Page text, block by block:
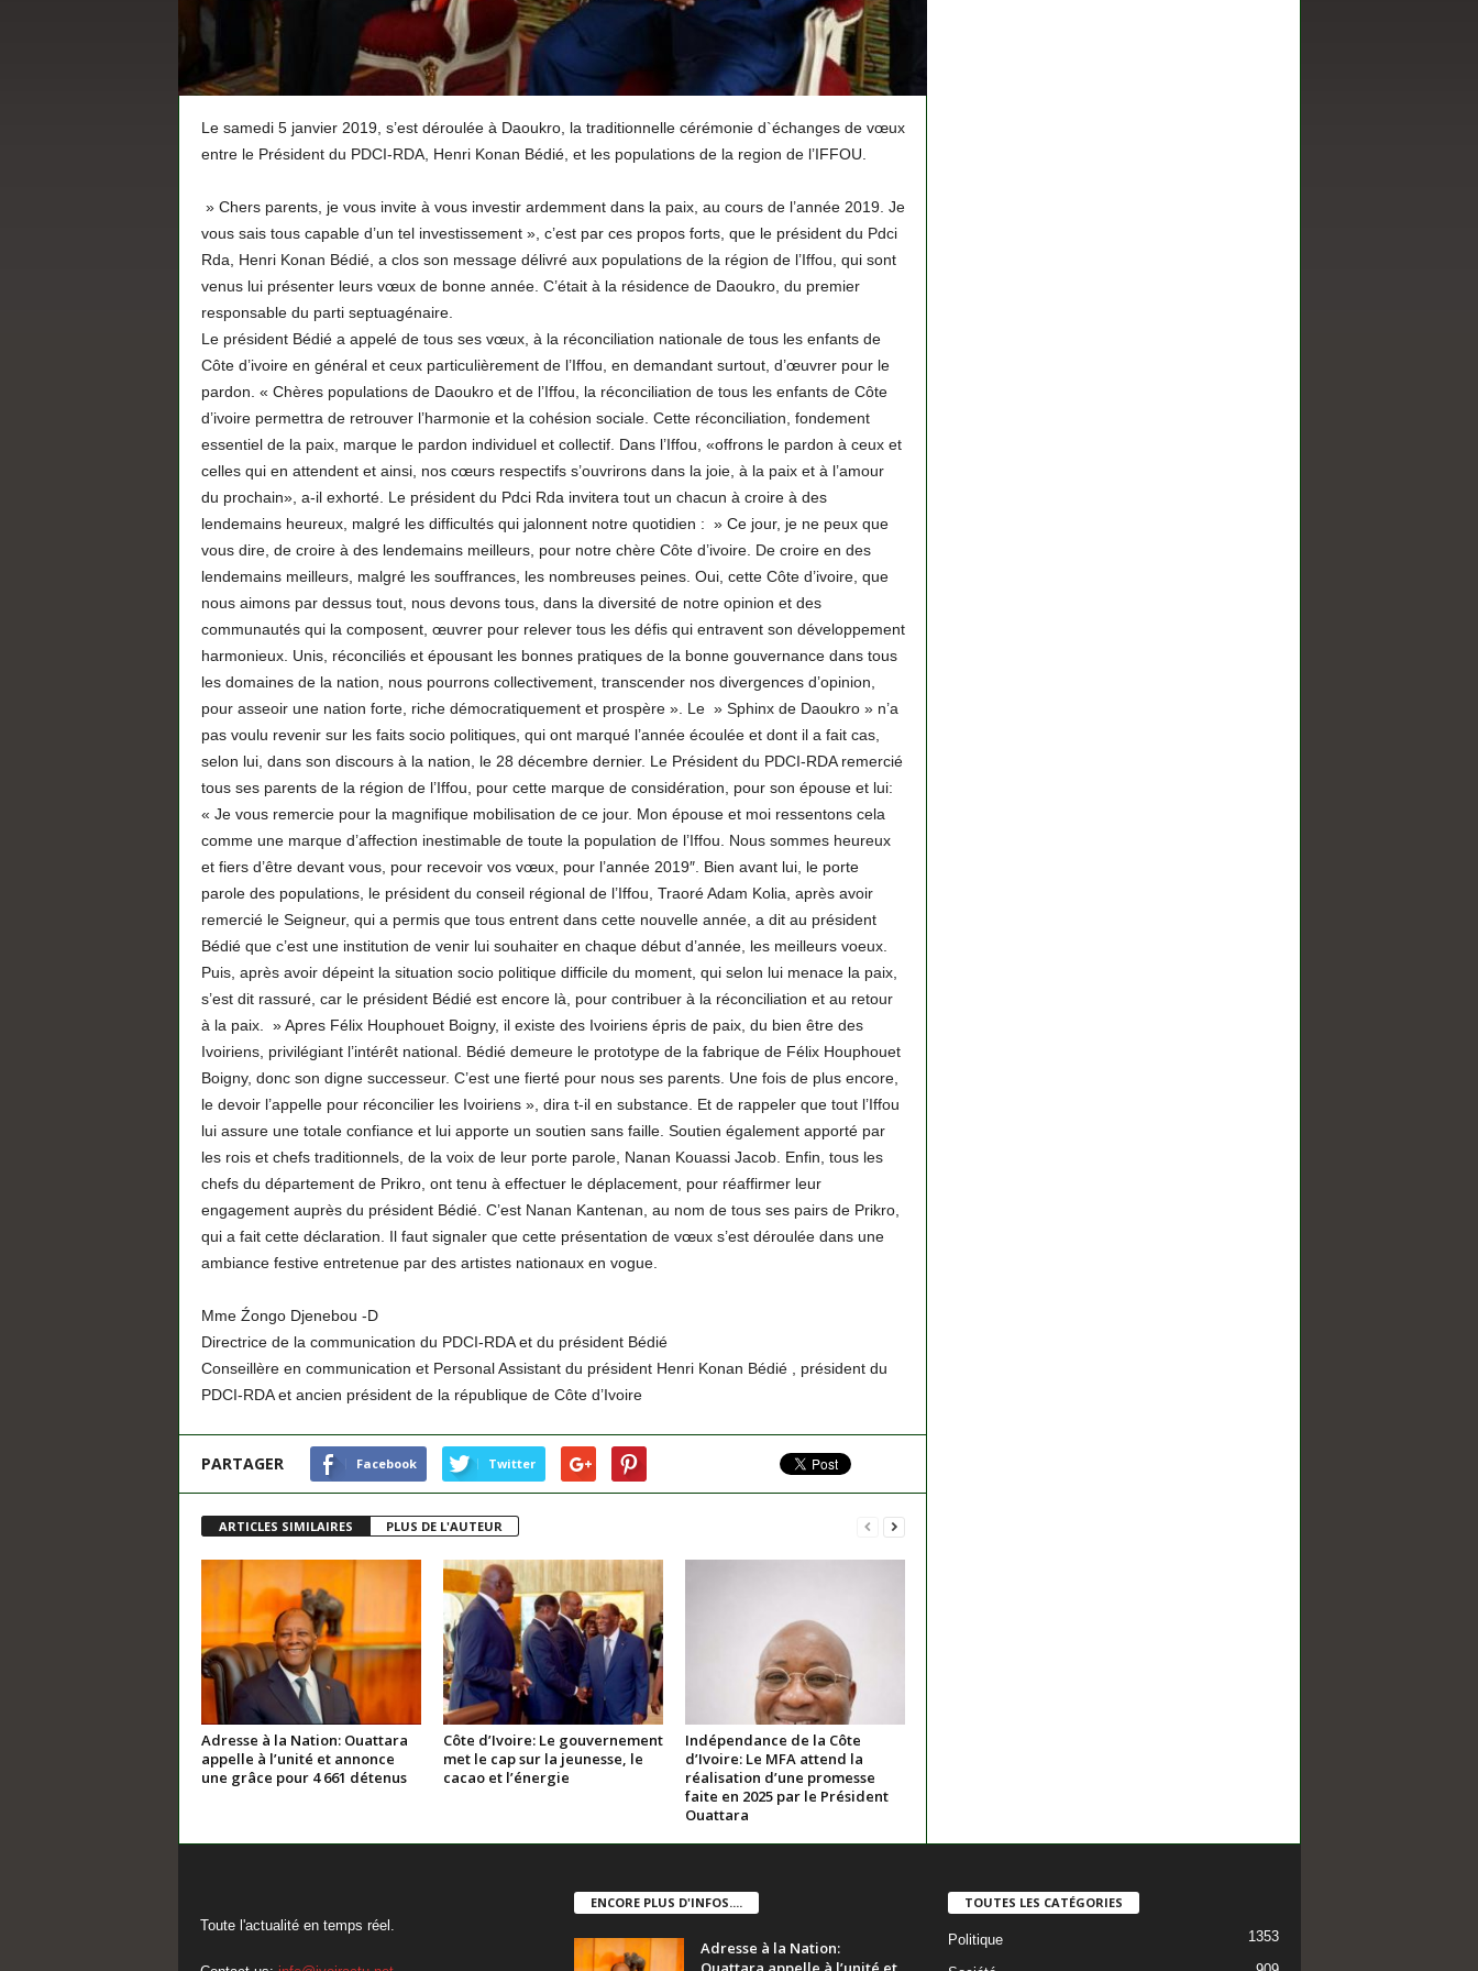
Le samedi 5 janvier 2019, s’est déroulée à Daoukro, la traditionnelle cérémonie d`échanges de vœux
entre le Président du PDCI-RDA, Henri Konan Bédié, et les populations de la region de l’IFFOU.
» Chers parents, je vous invite à vous investir ardemment dans la paix, au cours de l’année 2019. Je
vous sais tous capable d’un tel investissement », c’est par ces propos forts, que le président du Pdci
Rda, Henri Konan Bédié, a clos son message délivré aux populations de la région de l’Iffou, qui sont
venus lui présenter leurs vœux de bonne année. C’était à la résidence de Daoukro, du premier
responsable du parti septuagénaire.
Le président Bédié a appelé de tous ses vœux, à la réconciliation nationale de tous les enfants de
Côte d’ivoire en général et ceux particulièrement de l’Iffou, en demandant surtout, d’œuvrer pour le
pardon. « Chères populations de Daoukro et de l’Iffou, la réconciliation de tous les enfants de Côte
d’ivoire permettra de retrouver l’harmonie et la cohésion sociale. Cette réconciliation, fondement
essentiel de la paix, marque le pardon individuel et collectif. Dans l’Iffou, «offrons le pardon à ceux et
celles qui en attendent et ainsi, nos cœurs respectifs s’ouvrirons dans la joie, à la paix et à l’amour
du prochain», a-il exhorté. Le président du Pdci Rda invitera tout un chacun à croire à des
lendemains heureux, malgré les difficultés qui jalonnent notre quotidien : » Ce jour, je ne peux que
vous dire, de croire à des lendemains meilleurs, pour notre chère Côte d’ivoire. De croire en des
lendemains meilleurs, malgré les souffrances, les nombreuses peines. Oui, cette Côte d’ivoire, que
nous aimons par dessus tout, nous devons tous, dans la diversité de notre opinion et des
communautés qui la composent, œuvrer pour relever tous les défis qui entravent son développement
harmonieux. Unis, réconciliés et épousant les bonnes pratiques de la bonne gouvernance dans tous
les domaines de la nation, nous pourrons collectivement, transcender nos divergences d’opinion,
pour asseoir une nation forte, riche démocratiquement et prospère ». Le » Sphinx de Daoukro » n’a
pas voulu revenir sur les faits socio politiques, qui ont marqué l’année écoulée et dont il a fait cas,
selon lui, dans son discours à la nation, le 28 décembre dernier. Le Président du PDCI-RDA remercié
tous ses parents de la région de l’Iffou, pour cette marque de considération, pour son épouse et lui:
« Je vous remercie pour la magnifique mobilisation de ce jour. Mon épouse et moi ressentons cela
comme une marque d’affection inestimable de toute la population de l’Iffou. Nous sommes heureux
et fiers d’être devant vous, pour recevoir vos vœux, pour l’année 2019″. Bien avant lui, le porte
parole des populations, le président du conseil régional de l’Iffou, Traoré Adam Kolia, après avoir
remercié le Seigneur, qui a permis que tous entrent dans cette nouvelle année, a dit au président
Bédié que c’est une institution de venir lui souhaiter en chaque début d’année, les meilleurs voeux.
Puis, après avoir dépeint la situation socio politique difficile du moment, qui selon lui menace la paix,
s’est dit rassuré, car le président Bédié est encore là, pour contribuer à la réconciliation et au retour
à la paix. » Apres Félix Houphouet Boigny, il existe des Ivoiriens épris de paix, du bien être des
Ivoiriens, privilégiant l’intérêt national. Bédié demeure le prototype de la fabrique de Félix Houphouet
Boigny, donc son digne successeur. C’est une fierté pour nous ses parents. Une fois de plus encore,
le devoir l’appelle pour réconcilier les Ivoiriens », dira t-il en substance. Et de rappeler que tout l’Iffou
lui assure une totale confiance et lui apporte un soutien sans faille. Soutien également apporté par
les rois et chefs traditionnels, de la voix de leur porte parole, Nanan Kouassi Jacob. Enfin, tous les
chefs du département de Prikro, ont tenu à effectuer le déplacement, pour réaffirmer leur
engagement auprès du président Bédié. C’est Nanan Kantenan, au nom de tous ses pairs de Prikro,
qui a fait cette déclaration. Il faut signaler que cette présentation de vœux s’est déroulée dans une
ambiance festive entretenue par des artistes nationaux en vogue.
Mme Źongo Djenebou -D
Directrice de la communication du PDCI-RDA et du président Bédié
Conseillère en communication et Personal Assistant du président Henri Konan Bédié , président du
PDCI-RDA et ancien président de la république de Côte d’Ivoire
PARTAGER Facebook Twitter
ARTICLES SIMILAIRES PLUS DE L'AUTEUR
Adresse à la Nation: Ouattara
appelle à l’unité et annonce
une grâce pour 4 661 détenus
Côte d’Ivoire: Le gouvernement
met le cap sur la jeunesse, le
cacao et l’énergie
Indépendance de la Côte
d’Ivoire: Le MFA attend la
réalisation d’une promesse
faite en 2025 par le Président
Ouattara
Toute l'actualité en temps réel.
ENCORE PLUS D'INFOS....
Adresse à la Nation:
TOUTES LES CATÉGORIES
Politique 1353